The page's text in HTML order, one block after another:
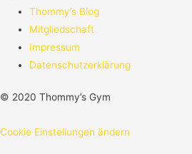
Thommy’s Blog
Mitgliedschaft
Impressum
Datenschutzerklärung
© 2020 Thommy’s Gym
Cookie Einstellungen ändern